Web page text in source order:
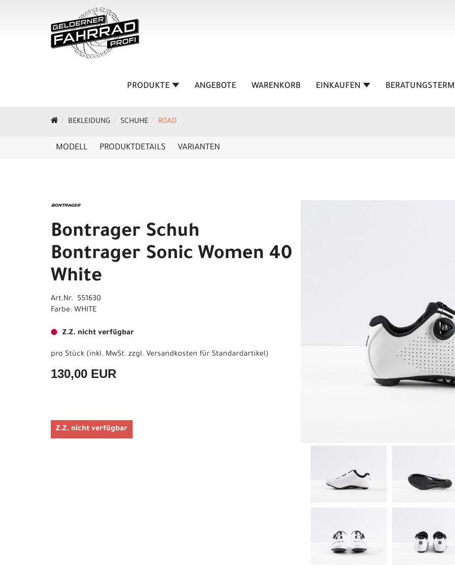
PRODUKTE ANGEBOTE WARENKORB EINKAUFEN
BEKLEIDUNG SCHUHE ROAD
MODELL PRODUKTDETAILS VARIANTEN
Bontrager Schuh
Bontrager Sonic Women 40
White
Art.Nr. 551630
Farbe: WHITE
Z.Z. nicht verfügbar
pro Stück (inkl. MwSt. zzgl. Versandkosten für Standardartikel)
130,00 EUR
Z.Z. nicht verfügbar